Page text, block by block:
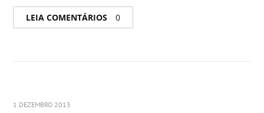
LEIA COMENTÁRIOS 0
1 DEZEMBRO 2013